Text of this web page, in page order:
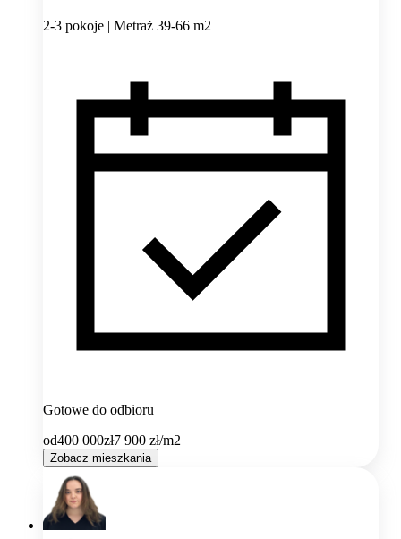
2-3 pokoje | Metraż 39-66 m2
Gotowe do odbioru
od400 000zł7 900 zł/m2
Zobacz mieszkania